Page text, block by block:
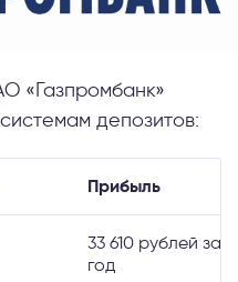
«Газпромбанк»
депозитов:
Прибыль
33 610 рублей за
год